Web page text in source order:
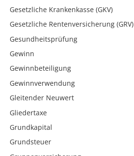
Gesetzliche Krankenkasse (GKV)
Gesetzliche Rentenversicherung (GRV)
Gesundheitsprüfung
Gewinn
Gewinnbeteiligung
Gewinnverwendung
Gleitender Neuwert
Gliedertaxe
Grundkapital
Grundsteuer